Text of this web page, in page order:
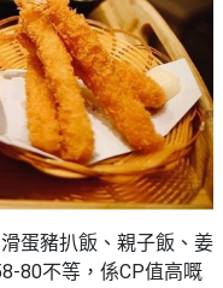
蛋豬扒飯、親子飯、姜
80不等，係CP值高嘅